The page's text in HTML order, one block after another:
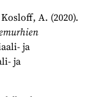
A. (2020).
ja
ja